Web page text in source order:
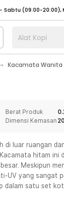
- Jumat (07:00 -
(08:00 - 20:00),
(08:00 - 20:00),
- Sabtu (09:00-
- Sabtu (09:00-
- Jumat (07:00 -
(08:00 - 20:00),
Alat Kopi
Kacamata Wanita
Berat Produk
Dimensi Kemasan 20
di luar ruangan
hitam ini
Meskipun
UV yang sangat
dalam satu set